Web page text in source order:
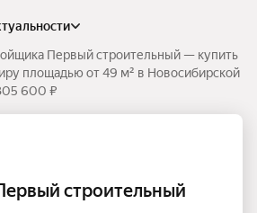
Первый строительный — купить
площадью от 49 м² в Новосибирской
600 ₽
строительный